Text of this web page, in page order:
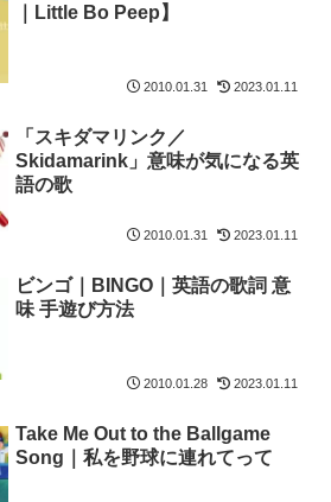
｜Little Bo Peep】
2010.01.31 2023.01.11
「スキダマリンク／
Skidamarink」意味が気になる英
語の歌
2010.01.31 2023.01.11
ビンゴ｜BINGO｜英語の歌詞 意
味 手遊び方法
2010.01.28 2023.01.11
Take Me Out to the Ballgame
Song｜私を野球に連れてって